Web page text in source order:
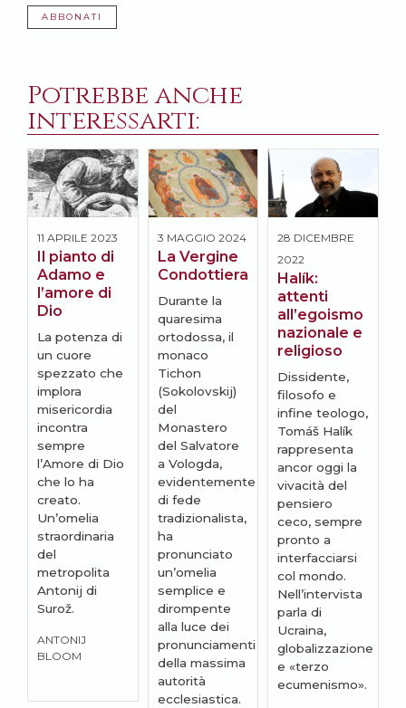
ABBONATI
Potrebbe anche
interessarti:
11 APRILE 2023
Il pianto di
Adamo e
l’amore di
Dio
La potenza di
un cuore
spezzato che
implora
misericordia
incontra
sempre
l’Amore di Dio
che lo ha
creato.
Un’omelia
straordinaria
del
metropolita
Antonij di
Surož.
ANTONIJ
BLOOM
3 MAGGIO 2024
La Vergine
Condottiera
Durante la
quaresima
ortodossa, il
monaco
Tichon
(Sokolovskij)
del
Monastero
del Salvatore
a Vologda,
evidentemente
di fede
tradizionalista,
ha
pronunciato
un’omelia
semplice e
dirompente
alla luce dei
pronunciamenti
della massima
autorità
ecclesiastica.
28 DICEMBRE
2022
Halík:
attenti
all’egoismo
nazionale e
religioso
Dissidente,
filosofo e
infine teologo,
Tomáš Halík
rappresenta
ancor oggi la
vivacità del
pensiero
ceco, sempre
pronto a
interfacciarsi
col mondo.
Nell’intervista
parla di
Ucraina,
globalizzazione
e «terzo
ecumenismo».